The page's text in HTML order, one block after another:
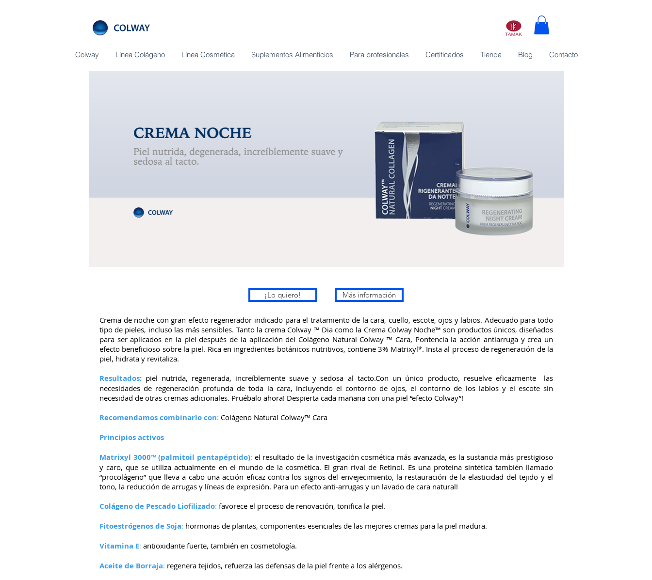
Colway Línea Colágeno Línea Cosmética Suplementos Alimenticios Para profesionales Certificados Tienda Blog Contacto
¡Lo quiero! Más información
Crema de noche con gran efecto regenerador indicado para el tratamiento de la cara, cuello, escote, ojos y labios. Adecuado para todo
tipo de pieles, incluso las más sensibles. Tanto la crema Colway ™ Dia como la Crema Colway Noche™ son ​​productos únicos, diseñados
para ser aplicados en la piel después de la aplicación del Colágeno Natural Colway ™ Cara, Pontencia la acción antiarruga y crea un
efecto beneficioso sobre la piel. Rica en ingredientes botánicos nutritivos, contiene 3% Matrixyl*. Insta al proceso de regeneración de la
piel, hidrata y revitaliza.
Resultados: piel nutrida, regenerada, increíblemente suave y sedosa al tacto.Con un único producto, resuelve eficazmente las
necesidades de regeneración profunda de toda la cara, incluyendo el contorno de ojos, el contorno de los labios y el escote sin
necesidad de otras cremas adicionales. Pruébalo ahora! Despierta cada mañana con una piel “efecto Colway”!
Recomendamos combinarlo con: Colágeno Natural Colway™ Cara
Principios activos
Matrixyl 3000™ (palmitoil pentapéptido): el resultado de la investigación cosmética más avanzada, es la sustancia más prestigioso
y caro, que se utiliza actualmente en el mundo de la cosmética. El gran rival de Retinol. Es una proteína sintética también llamado
“procolágeno” que lleva a cabo una acción eficaz contra los signos del envejecimiento, la restauración de la elasticidad del tejido y el
tono, la reducción de arrugas y líneas de expresión. Para un efecto anti-arrugas y un lavado de cara natural!
Colágeno de Pescado Liofilizado: favorece el proceso de renovación, tonifica la piel.
Fitoestrógenos de Soja: hormonas de plantas, componentes esenciales de las mejores cremas para la piel madura.
Vitamina E: antioxidante fuerte, también en cosmetología.
Aceite de Borraja: regenera tejidos, refuerza las defensas de la piel frente a los alérgenos.